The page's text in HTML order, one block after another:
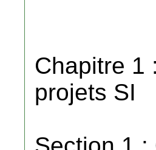
Chapitre 1
projets SI